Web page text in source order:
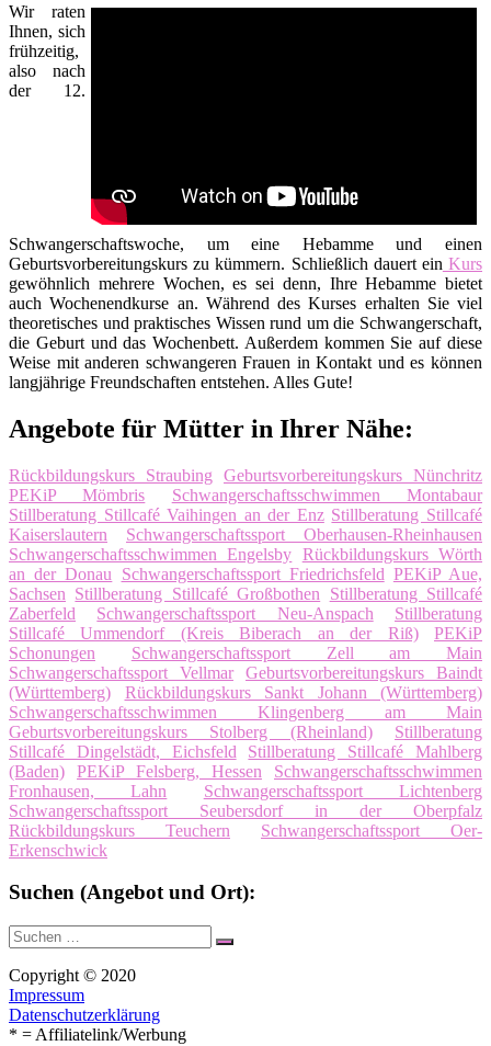
Wir raten
Ihnen, sich
frühzeitig,
also nach
der 12.
Schwangerschaftswoche, um eine Hebamme und einen
Geburtsvorbereitungskurs zu kümmern. Schließlich dauert ein Kurs
gewöhnlich mehrere Wochen, es sei denn, Ihre Hebamme bietet
auch Wochenendkurse an. Während des Kurses erhalten Sie viel
theoretisches und praktisches Wissen rund um die Schwangerschaft,
die Geburt und das Wochenbett. Außerdem kommen Sie auf diese
Weise mit anderen schwangeren Frauen in Kontakt und es können
langjährige Freundschaften entstehen. Alles Gute!
Angebote für Mütter in Ihrer Nähe:
Rückbildungskurs Straubing
Geburtsvorbereitungskurs Nünchritz
PEKiP Mömbris
Schwangerschaftsschwimmen Montabaur
Stillberatung Stillcafé Vaihingen an der Enz Stillberatung Stillcafé
Kaiserslautern
Schwangerschaftssport Oberhausen-Rheinhausen
Schwangerschaftsschwimmen Engelsby Rückbildungskurs Wörth
an der Donau
Schwangerschaftssport Friedrichsfeld PEKiP Aue,
Sachsen Stillberatung Stillcafé Großbothen
Stillberatung Stillcafé
Zaberfeld
Schwangerschaftssport Neu-Anspach
Stillberatung
Stillcafé Ummendorf (Kreis Biberach an der Riß)
PEKiP
Schonungen
Schwangerschaftssport Zell am Main
Schwangerschaftssport Vellmar
Geburtsvorbereitungskurs Baindt
(Württemberg)
Rückbildungskurs Sankt Johann (Württemberg)
Schwangerschaftsschwimmen Klingenberg am Main
Geburtsvorbereitungskurs Stolberg (Rheinland)
Stillberatung
Stillcafé Dingelstädt, Eichsfeld
Stillberatung Stillcafé Mahlberg
(Baden)
PEKiP Felsberg, Hessen
Schwangerschaftsschwimmen
Fronhausen, Lahn
Schwangerschaftssport Lichtenberg
Schwangerschaftssport Seubersdorf in der Oberpfalz
Rückbildungskurs Teuchern
Schwangerschaftssport Oer-
Erkenschwick
Suchen (Angebot und Ort):
Suche
nach:
Suchen
Copyright © 2020
Impressum
Datenschutzerklärung
* = Affiliatelink/Werbung